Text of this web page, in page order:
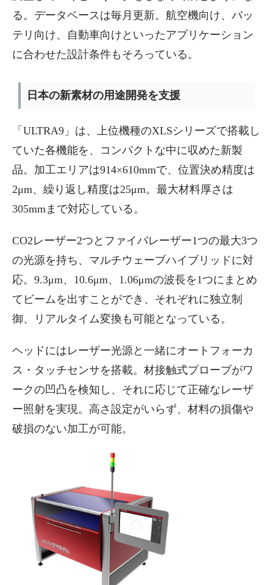
る。データベースは毎月更新。航空機向け、バッ
テリ向け、自動車向けといったアプリケーション
に合わせた設計条件もそろっている。
日本の新素材の用途開発を支援
「ULTRA9」は、上位機種のXLSシリーズで搭載し
ていた各機能を、コンパクトな中に収めた新製
品。加工エリアは914×610mmで、位置決め精度は
2μm、繰り返し精度は25μm。最大材料厚さは
305mmまで対応している。
CO2レーザー2つとファイバレーザー1つの最大3つ
の光源を持ち、マルチウェーブハイブリッドに対
応。9.3μm、10.6μm、1.06μmの波長を1つにまとめ
てビームを出すことができ、それぞれに独立制
御、リアルタイム変換も可能となっている。
ヘッドにはレーザー光源と一緒にオートフォーカ
ス・タッチセンサを搭載。材接触式プローブがワ
ークの凹凸を検知し、それに応じて正確なレーザ
ー照射を実現。高さ設定がいらず、材料の損傷や
破損のない加工が可能。